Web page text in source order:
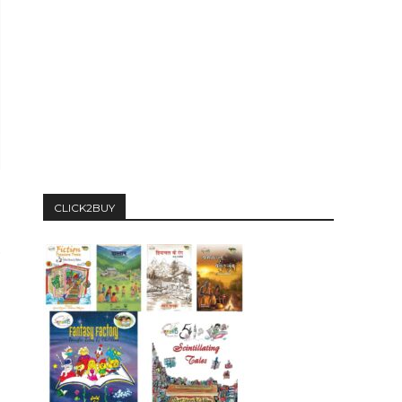
CLICK2BUY